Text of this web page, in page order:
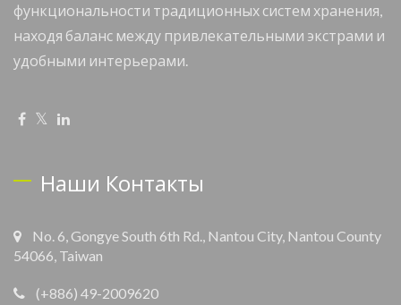
функциональности традиционных систем хранения,
находя баланс между привлекательными экстрами и
удобными интерьерами.
Наши Контакты
No. 6, Gongye South 6th Rd., Nantou City, Nantou County
54066, Taiwan
(+886) 49-2009620